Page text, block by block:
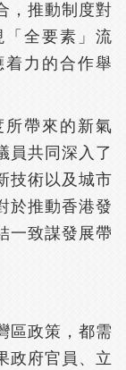
，推動制度對
全要素」流
力的合作舉
帶來的新氣
員共同深入了
技術以及城市
於推動香港發
一致謀發展帶
區政策，都需
政府官員、立